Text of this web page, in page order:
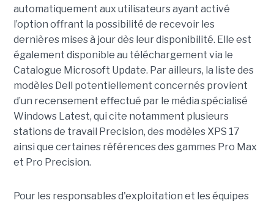
automatiquement aux utilisateurs ayant activé
l’option offrant la possibilité de recevoir les
dernières mises à jour dès leur disponibilité. Elle est
également disponible au téléchargement via le
Catalogue Microsoft Update. Par ailleurs, la liste des
modèles Dell potentiellement concernés provient
d’un recensement effectué par le média spécialisé
Windows Latest, qui cite notamment plusieurs
stations de travail Precision, des modèles XPS 17
ainsi que certaines références des gammes Pro Max
et Pro Precision.
Pour les responsables d'exploitation et les équipes